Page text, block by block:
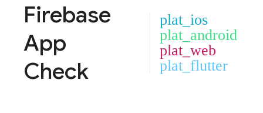
Firebase
App
Check
plat_ios
plat_android
plat_web
plat_flutter